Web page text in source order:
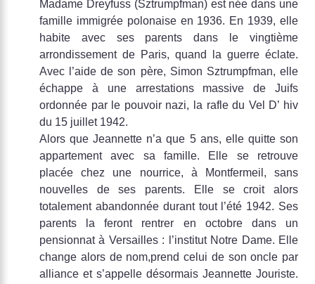
Madame Dreyfuss (Sztrumpfman) est née dans une
famille immigrée polonaise en 1936. En 1939, elle
habite avec ses parents dans le vingtième
arrondissement de Paris, quand la guerre éclate.
Avec l’aide de son père, Simon Sztrumpfman, elle
échappe à une arrestations massive de Juifs
ordonnée par le pouvoir nazi, la rafle du Vel D’ hiv
du 15 juillet 1942.
Alors que Jeannette n’a que 5 ans, elle quitte son
appartement avec sa famille. Elle se retrouve
placée chez une nourrice, à Montfermeil, sans
nouvelles de ses parents. Elle se croit alors
totalement abandonnée durant tout l’été 1942. Ses
parents la feront rentrer en octobre dans un
pensionnat à Versailles : l’institut Notre Dame. Elle
change alors de nom,prend celui de son oncle par
alliance et s’appelle désormais Jeannette Jouriste.